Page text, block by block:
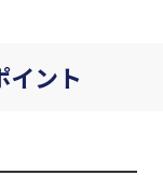
イント